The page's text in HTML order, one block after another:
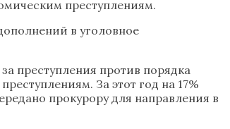
преступлениям.
в уголовное
преступления против порядка
За этот год на 17%
прокурору для направления в